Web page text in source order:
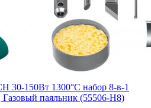
30-150Вт 1300°С набор 8-в-1
Газовый паяльник (55506-H8)